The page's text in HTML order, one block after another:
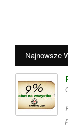
Najnowsze